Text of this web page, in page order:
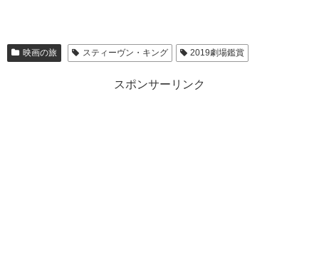
映画の旅 スティーヴン・キング 2019劇場鑑賞
スポンサーリンク